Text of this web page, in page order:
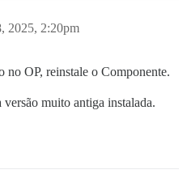
2025, 2:20pm
no OP, reinstale o Componente.
muito antiga instalada.